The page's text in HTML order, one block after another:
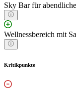
Sky Bar für
Wellnessbereich mit
Kritikpunkte